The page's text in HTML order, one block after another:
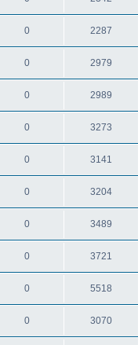
0 2287
0 2979
0 2989
0 3273
0 3141
0 3204
0 3489
0 3721
0 5518
0 3070